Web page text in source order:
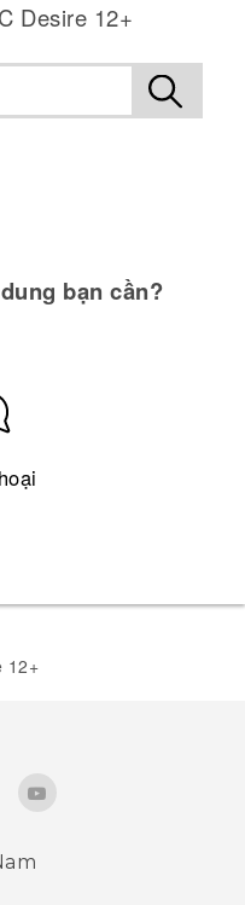
Desire 12+
bạn cần?
12+‎